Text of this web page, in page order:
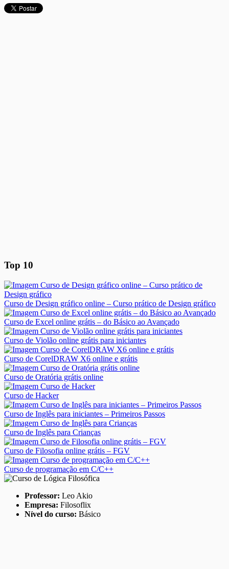
Top 10
Curso de Design gráfico online – Curso prático de Design gráfico
Curso de Excel online grátis – do Básico ao Avançado
Curso de Violão online grátis para iniciantes
Curso de CorelDRAW X6 online e grátis
Curso de Oratória grátis online
Curso de Hacker
Curso de Inglês para iniciantes – Primeiros Passos
Curso de Inglês para Crianças
Curso de Filosofia online grátis – FGV
Curso de programação em C/C++
Professor: Leo Akio
Empresa: Filosoflix
Nível do curso: Básico